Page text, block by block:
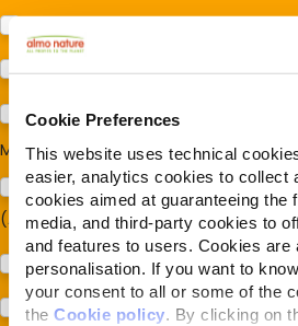
Cookie Preferences
This website uses technical
easier, analytics cookies to collect
cookies aimed at guaranteeing the
media, and third-party cookies to
and features to users. Cookies are
personalisation. If you want to
your consent to all or some of the
the Cookie policy . By clicking on
Gatto
Per ora no
Mi interessa:*
Sostegno al modello della
(Almonature - Fondazione Capellino)
Protezione della biodiversità
Protezione dei cani e dei gatti